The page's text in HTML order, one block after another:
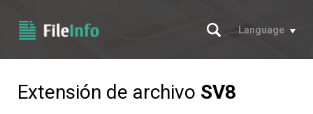
Buscar
Language
Extensión de archivo SV8